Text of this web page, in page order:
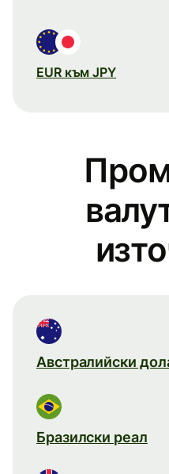
EUR към JPY
Австралийски
Бразилски реал